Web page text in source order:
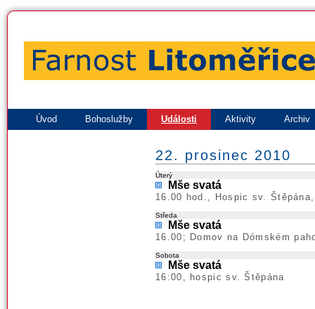
Úvod Bohoslužby Události Aktivity Archiv
22. prosinec 2010
Úterý
Mše svatá
16.00 hod., Hospic sv.
Středa
Mše svatá
16.00; Domov na Dómském
Sobota
Mše svatá
16:00, hospic sv. Štěpána